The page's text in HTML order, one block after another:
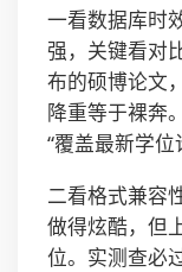
一看数据库时
强，关键看对
布的硕博论文
降重等于裸奔
“覆盖最新学位
二看格式兼容
做得炫酷，但
位。实测查必